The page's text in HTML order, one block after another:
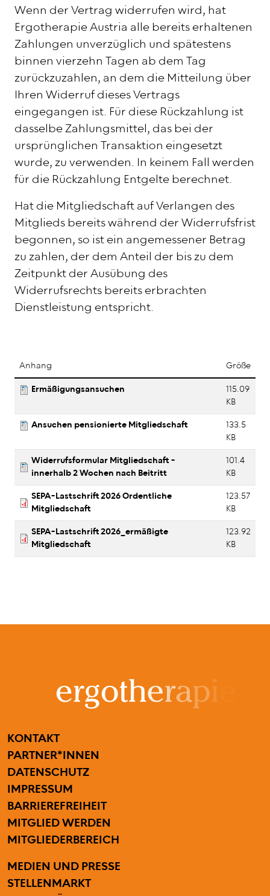
Wenn der Vertrag widerrufen wird, hat
Ergotherapie Austria alle bereits erhaltenen
Zahlungen unverzüglich und spätestens
binnen vierzehn Tagen ab dem Tag
zurückzuzahlen, an dem die Mitteilung über
Ihren Widerruf dieses Vertrags
eingegangen ist. Für diese Rückzahlung ist
dasselbe Zahlungsmittel, das bei der
ursprünglichen Transaktion eingesetzt
wurde, zu verwenden. In keinem Fall werden
für die Rückzahlung Entgelte berechnet.
Hat die Mitgliedschaft auf Verlangen des
Mitglieds bereits während der Widerrufsfrist
begonnen, so ist ein angemessener Betrag
zu zahlen, der dem Anteil der bis zu dem
Zeitpunkt der Ausübung des
Widerrufsrechts bereits erbrachten
Dienstleistung entspricht.
Anhang
Größe
Ermäßigungsansuchen
115.09
KB
Ansuchen pensionierte Mitgliedschaft
133.5
KB
Widerrufsformular Mitgliedschaft -
innerhalb 2 Wochen nach Beitritt
101.4
KB
SEPA-Lastschrift 2026 Ordentliche
Mitgliedschaft
123.57
KB
SEPA-Lastschrift 2026_ermäßigte
Mitgliedschaft
123.92
KB
FUSSZEILENMENÜ
KONTAKT
PARTNER*INNEN
DATENSCHUTZ
IMPRESSUM
BARRIEREFREIHEIT
BENUTZERMENÜ
MITGLIED WERDEN
MITGLIEDERBEREICH
SECONDARY MENU
MEDIEN UND PRESSE
STELLENMARKT